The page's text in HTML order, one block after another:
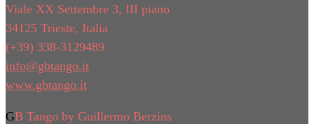
Viale XX Settembre 3, III piano
34125 Trieste, Italia
(+39) 338-3129489
info@gbtango.it
www.gbtango.it
GB Tango by Guillermo Berzins